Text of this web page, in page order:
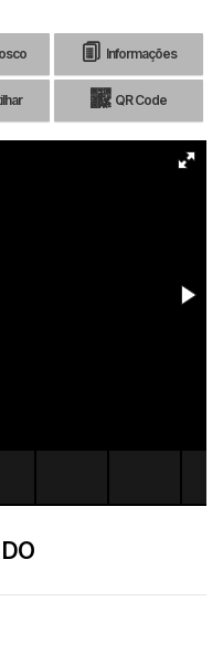
Informações
QR Code